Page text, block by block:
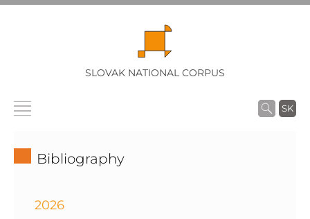
SLOVAK NATIONAL CORPUS
SK
Bibliography
2026